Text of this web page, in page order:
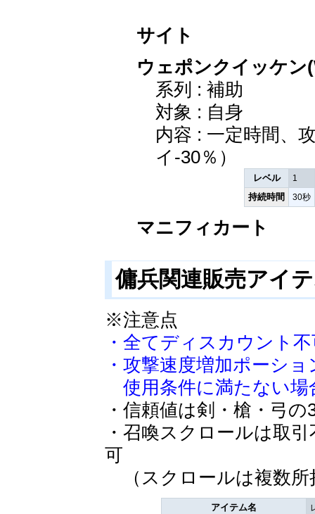
サイト
ウェポンクイッケ
系列 : 補助
対象 : 自身
内容 : 一定時間、
イ-30％）
レベル 1
持続時間 30秒
マニフィカート
傭兵関連販売アイ
※注意点
・全てディスカウント
・攻撃速度増加ポーシ
使用条件に満たない場
・信頼値は剣・槍・弓
・召喚スクロールは取
可
（スクロールは複数所
アイテム名